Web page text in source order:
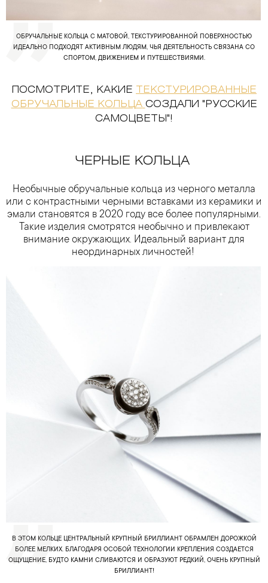
ОБРУЧАЛЬНЫЕ КОЛЬЦА С МАТОВОЙ, ТЕКСТУРИРОВАННОЙ ПОВЕРХНОСТЬЮ
ИДЕАЛЬНО ПОДХОДЯТ АКТИВНЫМ ЛЮДЯМ, ЧЬЯ ДЕЯТЕЛЬНОСТЬ СВЯЗАНА СО
СПОРТОМ, ДВИЖЕНИЕМ И ПУТЕШЕСТВИЯМИ.
ПОСМОТРИТЕ, КАКИЕ
ТЕКСТУРИРОВАННЫЕ
ОБРУЧАЛЬНЫЕ КОЛЬЦА СОЗДАЛИ "РУССКИЕ
САМОЦВЕТЫ"!
ЧЕРНЫЕ КОЛЬЦА
Необычные обручальные кольца из черного металла
или с контрастными черными вставками из керамики и
эмали становятся в 2020 году все более популярными.
Такие изделия смотрятся необычно и привлекают
внимание окружающих. Идеальный вариант для
неординарных личностей!
В ЭТОМ КОЛЬЦЕ ЦЕНТРАЛЬНЫЙ КРУПНЫЙ БРИЛЛИАНТ ОБРАМЛЕН ДОРОЖКОЙ
БОЛЕЕ МЕЛКИХ. БЛАГОДАРЯ ОСОБОЙ ТЕХНОЛОГИИ КРЕПЛЕНИЯ СОЗДАЕТСЯ
ОЩУЩЕНИЕ, БУДТО КАМНИ СЛИВАЮТСЯ И ОБРАЗУЮТ РЕДКИЙ, ОЧЕНЬ КРУПНЫЙ
БРИЛЛИАНТ!